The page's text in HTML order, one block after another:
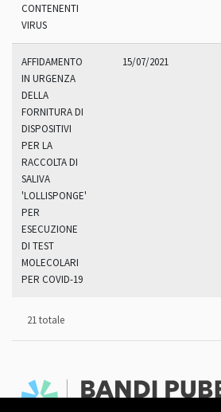
CONTENENTI
VIRUS
AFFIDAMENTO
IN URGENZA
DELLA
FORNITURA DI
DISPOSITIVI
PER LA
RACCOLTA DI
SALIVA
'LOLLISPONGE'
PER
ESECUZIONE
DI TEST
MOLECOLARI
PER COVID-19
15/07/2021
21 totale